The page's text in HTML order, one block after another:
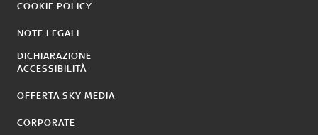
COOKIE POLICY
NOTE LEGALI
DICHIARAZIONE
ACCESSIBILITÀ
OFFERTA SKY MEDIA
CORPORATE